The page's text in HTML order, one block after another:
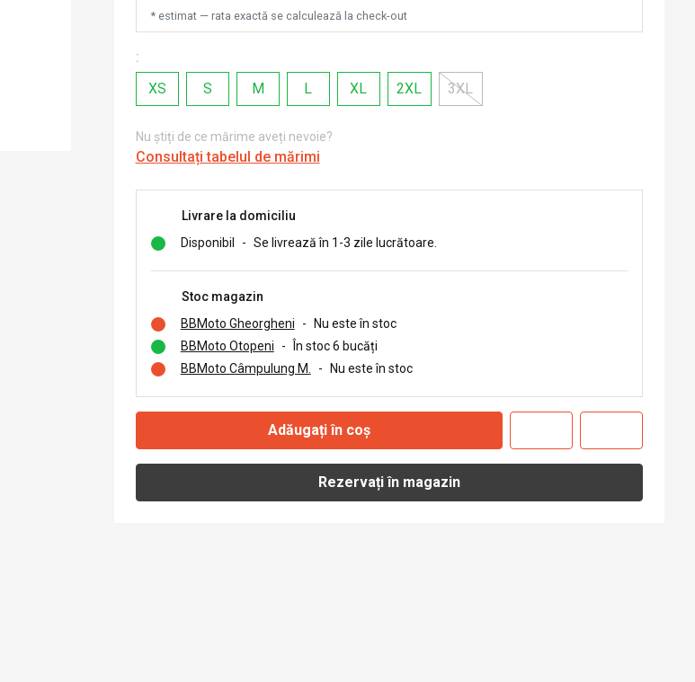
* estimat — rata exactă se calculează la check-out
:
XS
S M L XL 2XL 3XL
Nu știți de ce mărime aveți nevoie?
Consultați tabelul de mărimi
Livrare la domiciliu
Disponibil
- Se livrează în 1-3 zile lucrătoare.
Stoc magazin
BBMoto Gheorgheni
-
Nu este în stoc
BBMoto Otopeni
-
În stoc 6 bucăți
BBMoto Câmpulung M.
- Nu este în stoc
Adăugați în coș
Rezervați în magazin